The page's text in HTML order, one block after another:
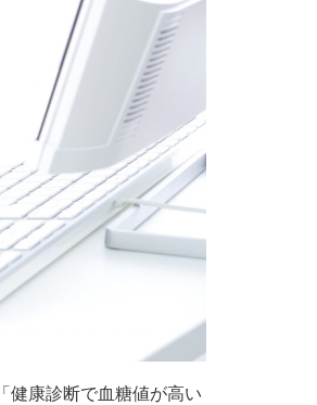
健康診断で血糖値が高い